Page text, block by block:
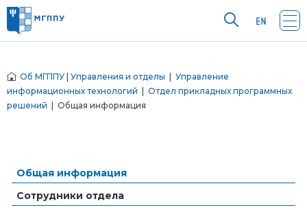
Об МГППУ Управления и отделы
Управление
информационных технологий
Отдел прикладных программных
решений | Общая информация
Общая информация
Сотрудники отдела